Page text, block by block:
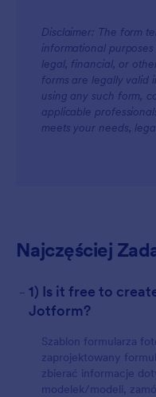
For Teams
Disclaimer: The form
informational
legal, financial, or
forms are legally valid
using any such form,
applicable
meets your needs,
Najczęściej
- 1) Is it free to
Jotform?
Szablon formularza
zaprojektowany
zbierać informacje
modelek/modeli,